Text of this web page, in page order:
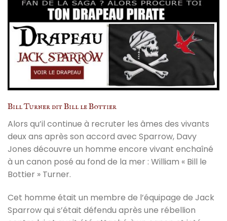
Bill Turner dit Bill le Bottier
Alors qu’il continue à recruter les âmes des vivants
deux ans après son accord avec Sparrow, Davy
Jones découvre un homme encore vivant enchaîné
à un canon posé au fond de la mer : William « Bill le
Bottier » Turner.
Cet homme était un membre de l’équipage de Jack
Sparrow qui s’était défendu après une rébellion